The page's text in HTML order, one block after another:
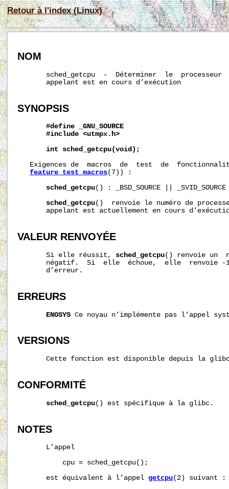
Retour à l'index (Linux)
NOM
sched_getcpu  -  Déterminer  le  processeur
       appelant est en cours d’exécution
SYNOPSIS
#define
_GNU_SOURCE
#include <utmpx.h>
int
sched_getcpu(void);
Exigences de  macros  de  test  de
feature_test_macros(7)) :
sched_getcpu() : _BSD_SOURCE || _SVID_SOURCE
sched_getcpu()  renvoie le numéro de
appelant est actuellement en cours
VALEUR RENVOYÉE
       Si elle réussit,
sched_getcpu() renvoie un
négatif.  Si  elle  échoue,  elle  renvoie
       d’erreur.
ERREURS
ENOSYS Ce noyau n’implémente pas l’appel
VERSIONS
Cette fonction est disponible depuis la
CONFORMITÉ
sched_getcpu() est spécifique à la glibc.
NOTES
       L’appel
           cpu = sched_getcpu();
       est équivalent à l’appel
getcpu(2) suivant :